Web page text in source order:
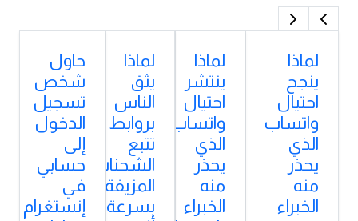
لماذا
ينجح
احتيال
واتساب
الذي
يحذر
منه
الخبراء
لماذا
ينتشر
احتيال
واتساب
الذي
يحذر
منه
الخبراء
لماذا
يثق
الناس
بروابط
تتبع
الشحنات
المزيفة
بسرعة
حاول
شخص
تسجيل
الدخول
إلى
حسابي
في
إنستغرام